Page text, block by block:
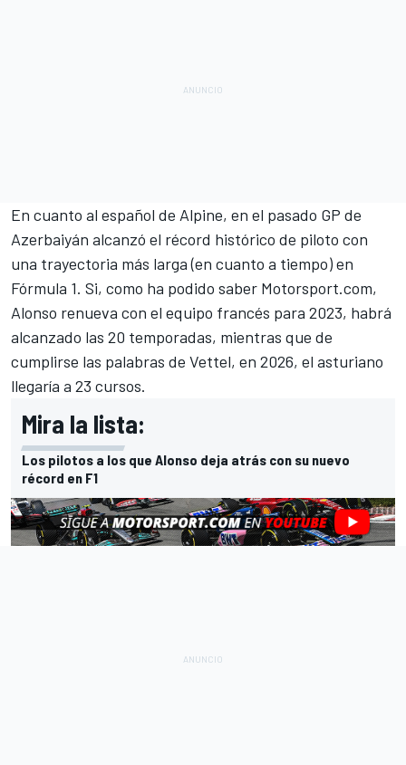
En cuanto al español de Alpine, en el pasado GP de
Azerbaiyán alcanzó el récord histórico de piloto con
una trayectoria más larga (en cuanto a tiempo) en
Fórmula 1. Si, como ha podido saber Motorsport.com,
Alonso renueva con el equipo francés para 2023, habrá
alcanzado las 20 temporadas, mientras que de
cumplirse las palabras de Vettel, en 2026, el asturiano
llegaría a 23 cursos.
Mira la lista:
Los pilotos a los que Alonso deja atrás con su nuevo
récord en F1